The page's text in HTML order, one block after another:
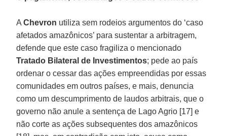
AChevron utiliza sem rodeios argumentos do ‘caso
afetados amazônicos’ para sustentar a arbitragem,
defende que este caso fragiliza o mencionado
Tratado Bilateral de Investimentos; pede ao país
ordenar o cessar das ações empreendidas por essas
comunidades em outros países, e mais, denuncia
como um descumprimento de laudos arbitrais, que o
governo não anule a sentença de Lago Agrio [17] e
não corte as ações subsequentes dos amazônicos